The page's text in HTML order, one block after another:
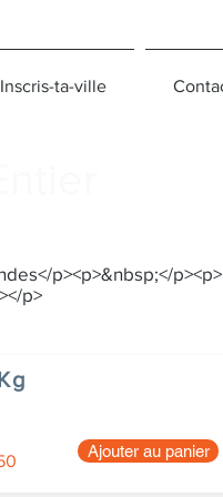
Inscris-ta-ville
p><p>&nbsp;</p><p>
p>
Ajouter au panier